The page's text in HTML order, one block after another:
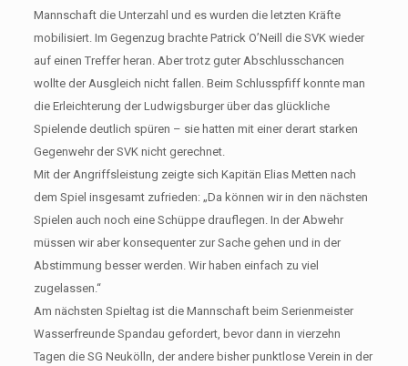
Mannschaft die Unterzahl und es wurden die letzten Kräfte
mobilisiert. Im Gegenzug brachte Patrick O’Neill die SVK wieder
auf einen Treffer heran. Aber trotz guter Abschlusschancen
wollte der Ausgleich nicht fallen. Beim Schlusspfiff konnte man
die Erleichterung der Ludwigsburger über das glückliche
Spielende deutlich spüren – sie hatten mit einer derart starken
Gegenwehr der SVK nicht gerechnet.
Mit der Angriffsleistung zeigte sich Kapitän Elias Metten nach
dem Spiel insgesamt zufrieden: „Da können wir in den nächsten
Spielen auch noch eine Schüppe drauflegen. In der Abwehr
müssen wir aber konsequenter zur Sache gehen und in der
Abstimmung besser werden. Wir haben einfach zu viel
zugelassen.“
Am nächsten Spieltag ist die Mannschaft beim Serienmeister
Wasserfreunde Spandau gefordert, bevor dann in vierzehn
Tagen die SG Neukölln, der andere bisher punktlose Verein in der